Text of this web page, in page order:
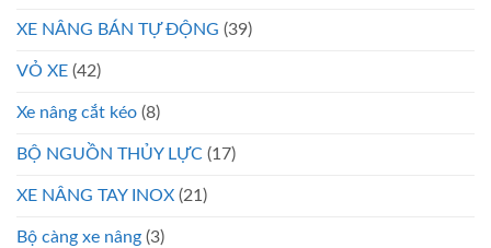
XE NÂNG BÁN TỰ ĐỘNG (39)
VỎ XE (42)
Xe nâng cắt kéo (8)
BỘ NGUỒN THỦY LỰC (17)
XE NÂNG TAY INOX (21)
Bộ càng xe nâng (3)